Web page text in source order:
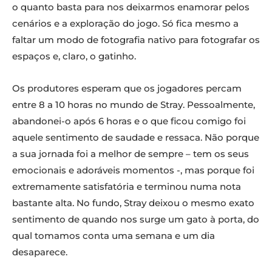
o quanto basta para nos deixarmos enamorar pelos
cenários e a exploração do jogo. Só fica mesmo a
faltar um modo de fotografia nativo para fotografar os
espaços e, claro, o gatinho.
Os produtores esperam que os jogadores percam
entre 8 a 10 horas no mundo de Stray. Pessoalmente,
abandonei-o após 6 horas e o que ficou comigo foi
aquele sentimento de saudade e ressaca. Não porque
a sua jornada foi a melhor de sempre – tem os seus
emocionais e adoráveis momentos -, mas porque foi
extremamente satisfatória e terminou numa nota
bastante alta. No fundo, Stray deixou o mesmo exato
sentimento de quando nos surge um gato à porta, do
qual tomamos conta uma semana e um dia
desaparece.